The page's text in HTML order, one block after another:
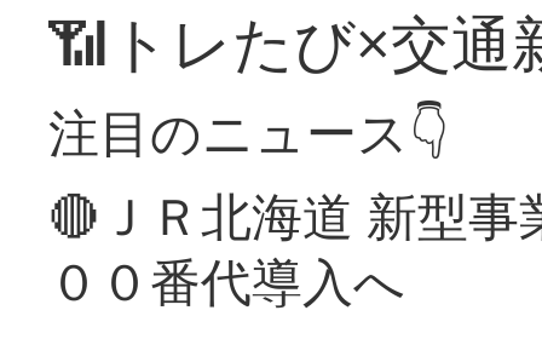
📶トレたび×交通
注目のニュース👇
🔴ＪＲ北海道 新型
００番代導入へ